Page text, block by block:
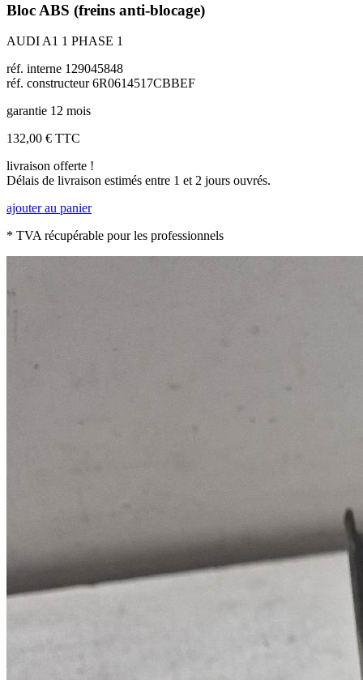
Bloc ABS (freins anti-blocage)
AUDI A1 1 PHASE 1
réf. interne 129045848
réf. constructeur 6R0614517CBBEF
garantie 12 mois
132,00 € TTC
livraison offerte !
Délais de livraison estimés entre 1 et 2 jours ouvrés.
ajouter au panier
* TVA récupérable pour les professionnels